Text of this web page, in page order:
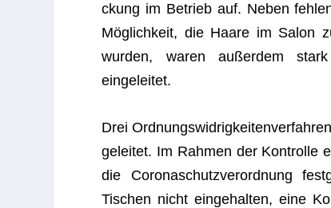
ckung im Betrieb auf. Neben
Mög­lich­keit, die Haare im Salon
wur­den, waren außer­dem stark
eingeleitet.
Drei
ge­lei­tet. Im Rah­men der Kon­trolle
die Coro­naschutz­ver­ord­nung
Tischen nicht ein­ge­hal­ten, eine